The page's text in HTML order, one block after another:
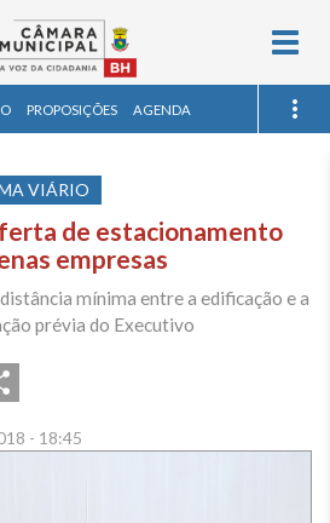
PROPOSIÇÕES AGENDA
VIÁRIO
de estacionamento
empresas
mínima entre a edificação e a
prévia do Executivo
- 18:45